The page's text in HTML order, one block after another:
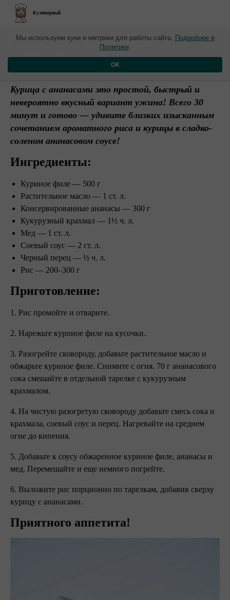
Кулинарный
​Курица с ананасами и
рисом
Курица с ананасами это простой, быстрый и
невероятно вкусный вариант ужина! Всего 30
минут и готово — удивите близких изысканным
сочетанием ароматного риса и курицы в сладко-
соленом ананасовом соусе!
Ингредиенты:
Куриное филе — 500 г
Растительное масло — 1 ст. л.
Консервированные ананасы — 300 г
Кукурузный крахмал — 1½ ч. л.
Мед — 1 ст. л.
Соевый соус — 2 ст. л.
Черный перец — ½ ч. л.
Рис — 200–300 г
Приготовление:
1. Рис промойте и отварите.
2. Нарежьте куриное филе на кусочки.
3. Разогрейте сковороду, добавьте растительное масло и
обжарьте куриное филе. Снимите с огня. 70 г ананасового
сока смешайте в отдельной тарелке с кукурузным
крахмалом.
4. На чистую разогретую сковороду добавьте смесь сока и
крахмала, соевый соус и перец. Нагревайте на среднем
огне до кипения.
5. Добавьте к соусу обжаренное куриное филе, ананасы и
мед. Перемешайте и еще немного погрейте.
6. Выложите рис порционно по тарелкам, добавив сверху
курицу с ананасами.
Приятного аппетита!
Мы используем куки и метрики для работы сайта. Подробнее в
Политике.
ОК